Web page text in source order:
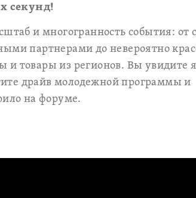
секунд!
и многогранность события: от
партнерами до невероятно
товары из регионов. Вы увидите
драйв молодежной программы и
на форуме.